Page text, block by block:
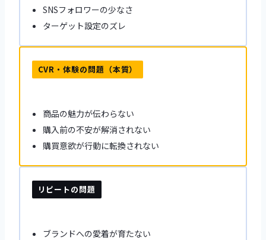
SNSフォロワーの少なさ
ターゲット設定のズレ
CVR・体験の問題（本質）
商品の魅力が伝わらない
購入前の不安が解消されない
購買意欲が行動に転換されない
リピートの問題
ブランドへの愛着が育たない